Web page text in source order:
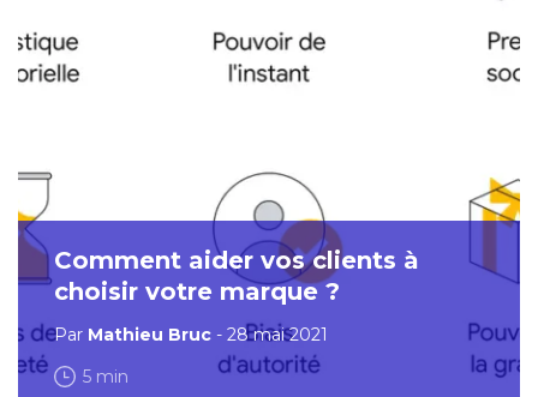
Comment aider vos clients à
choisir votre marque ?
Par Mathieu Bruc - 28 mai 2021
5 min